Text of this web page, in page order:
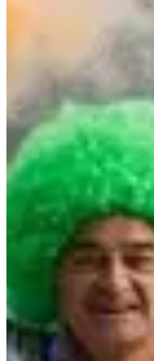
SoMAD Torcy c’est une
Tu courras un des deux
d’obstacles tous les 400
toutes les 10 minutes. Une
venir profiter des stands et
meilleur déguisement et
Courses
septembre 2026
Date à confirmer
SoMAD 5K Torcy (+ 12 ans)
Course fun
Course d'obstacle